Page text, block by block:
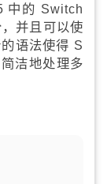
中的 Switch
并且可以使
语法使得 S
洁地处理多